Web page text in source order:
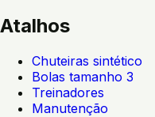
Atalhos
Chuteiras sintético
Bolas tamanho 3
Treinadores
Manutenção